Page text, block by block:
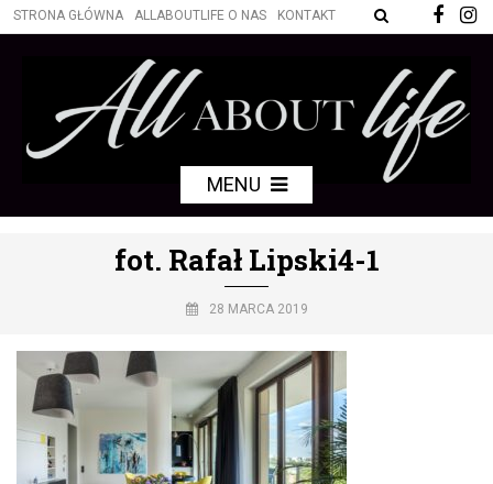
STRONA GŁÓWNA ALLABOUTLIFE O NAS KONTAKT
MENU
fot. Rafał Lipski4-1
28 MARCA 2019